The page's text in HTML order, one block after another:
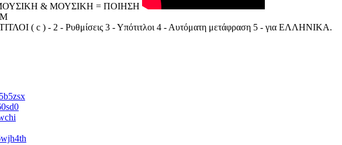
& ΜΟΥΣΙΚΗ = ΠΟΙΗΣΗ
( c ) - 2 - Ρυθμίσεις 3 - Υπότιτλοι 4 - Αυτόματη μετάφραση 5 - για ΕΛΛΗΝΙΚΑ.